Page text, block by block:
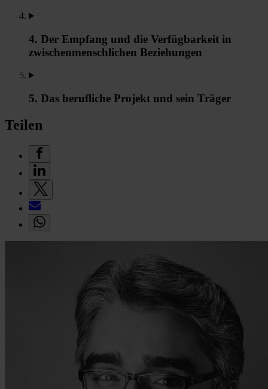
4. Der Empfang und die Verfügbarkeit in
zwischenmenschlichen Beziehungen
5. Das berufliche Projekt und sein Träger
Teilen